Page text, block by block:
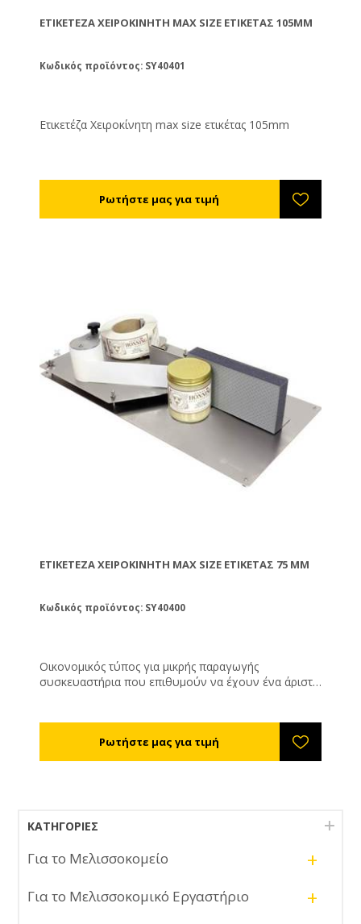
ΕΤΙΚΕΤΈΖΑ ΧΕΙΡΟΚΊΝΗΤΗ MAX SIZE ΕΤΙΚΈΤΑΣ 105MM
Κωδικός προϊόντος: SY40401
Ετικετέζα Χειροκίνητη max size ετικέτας 105mm
ΕΤΙΚΕΤΈΖΑ ΧΕΙΡΟΚΊΝΗΤΗ MAX SIZE ΕΤΙΚΈΤΑΣ 75 MM
Κωδικός προϊόντος: SY40400
Οικονομικός τύπος για μικρής παραγωγής
συσκευαστήρια που επιθυμούν να έχουν ένα άριστα
την ταυτόχρονη κίνηση του βάζου με το ένα χέρι και
του μοχλού ξετυλίγματος με το άλλο . Έτσι οι
ΚΑΤΗΓΟΡΊΕΣ
Για το Μελισσοκομείο +
Για το Μελισσοκομικό Εργαστήριο +